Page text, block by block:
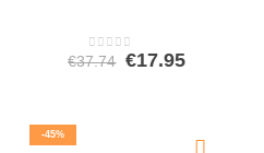
0out of 5
€37.74 Oorspronkelijke
€17.95Huidige
-45%